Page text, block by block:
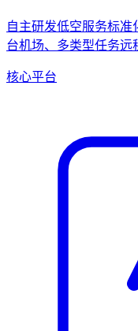
自主研发低空服务标
台机场、多类型任务远
核心平台